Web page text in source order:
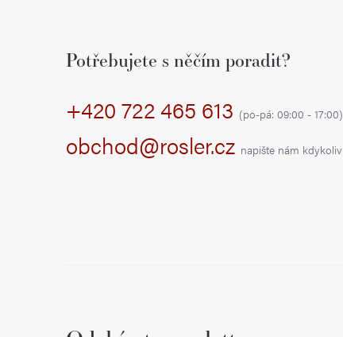
Potřebujete s něčím poradit?
+420 722 465 613 (po-pá: 09:00 - 17:00)
obchod@rosler.cz napište nám kdykoliv